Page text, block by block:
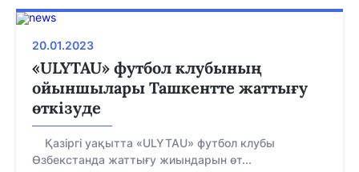
20.01.2023
«ULYTAU» футбол клубының
ойыншылары Ташкентте жаттығу
өткізуде
Қазіргі уақытта «ULYTAU» футбол клубы
Өзбекстанда жаттығу жиындарын өт...